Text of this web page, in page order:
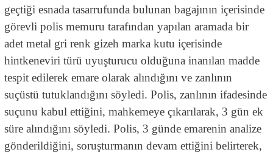
geçtiği esnada tasarrufunda bulunan bagajının içerisinde
görevli polis memuru tarafından yapılan aramada bir
adet metal gri renk gizeh marka kutu içerisinde
hintkeneviri türü uyuşturucu olduğuna inanılan madde
tespit edilerek emare olarak alındığını ve zanlının
suçüstü tutuklandığını söyledi. Polis, zanlının ifadesinde
suçunu kabul ettiğini, mahkemeye çıkarılarak, 3 gün ek
süre alındığını söyledi. Polis, 3 günde emarenin analize
gönderildiğini, soruşturmanın devam ettiğini belirterek,